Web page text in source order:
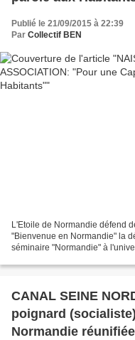
Publié le 21/09/2015 à 22:39
Par Collectif BEN
L'Etoile de Normandie défend
"Bienvenue en Normandie" la
séminaire "Normandie" à
CANAL SEINE
poignard
Normandie